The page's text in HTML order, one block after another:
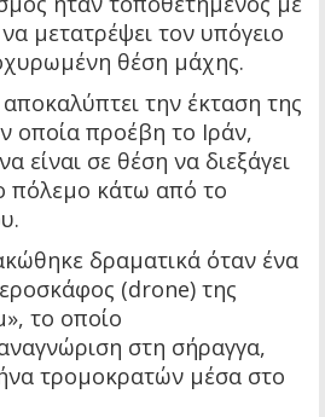
μετατρέψει τον υπόγειο
θέση μάχης.
την έκταση της
οποία προέβη το Ιράν,
είναι σε θέση να διεξάγει
πόλεμο κάτω από το
δραματικά όταν ένα
(drone) της
το οποίο
στη σήραγγα,
τρομοκρατών μέσα στο